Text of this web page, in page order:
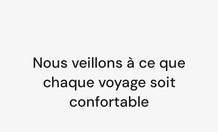
Nous veillons à ce que
chaque voyage soit
confortable